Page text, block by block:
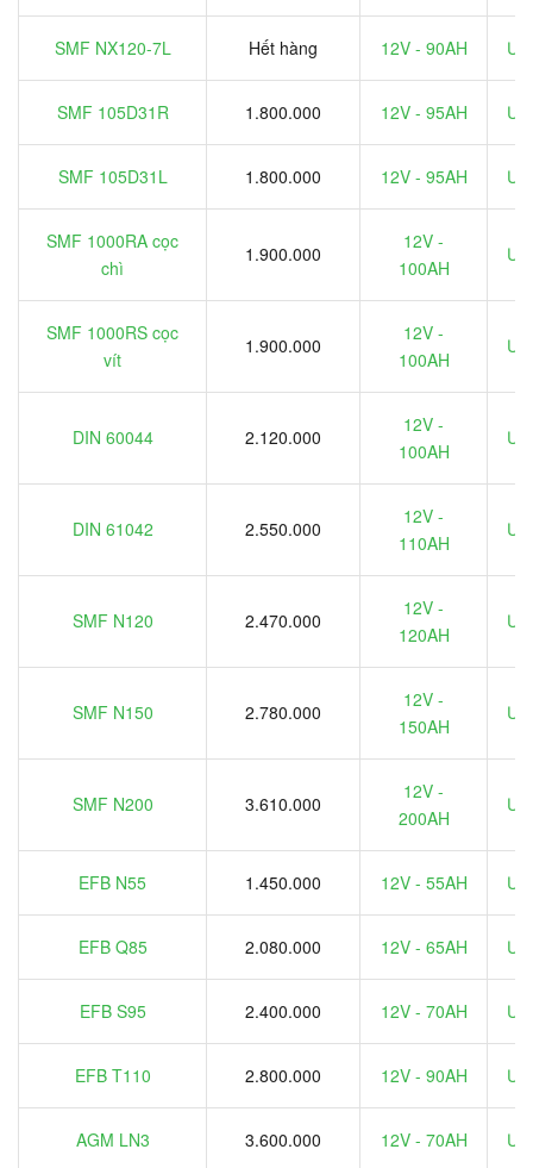
SMF NX120-7L Hết hàng 12V - 90AH
SMF 105D31R 1.800.000 12V - 95AH
SMF 105D31L 1.800.000 12V - 95AH
SMF 1000RA cọc
chì
1.900.000
12V -
100AH
SMF 1000RS cọc
vít
1.900.000
12V -
100AH
DIN 60044 2.120.000
12V -
100AH
DIN 61042 2.550.000
12V -
110AH
SMF N120 2.470.000
12V -
120AH
SMF N150 2.780.000
12V -
150AH
SMF N200 3.610.000
12V -
200AH
EFB N55 1.450.000 12V - 55AH
EFB Q85 2.080.000 12V - 65AH
EFB S95 2.400.000 12V - 70AH
EFB T110 2.800.000 12V - 90AH
AGM LN3 3.600.000 12V - 70AH